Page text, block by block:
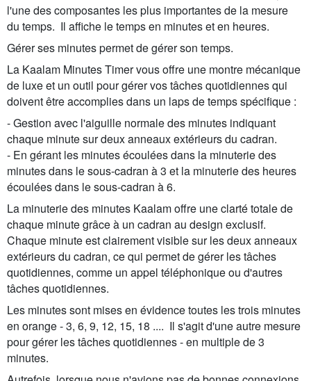
l'une des composantes les plus importantes de la mesure
du temps. Il affiche le temps en minutes et en heures.
Gérer ses minutes permet de gérer son temps.
La Kaalam Minutes Timer vous offre une montre mécanique
de luxe et un outil pour gérer vos tâches quotidiennes qui
doivent être accomplies dans un laps de temps spécifique :
- Gestion avec l'aiguille normale des minutes indiquant
chaque minute sur deux anneaux extérieurs du cadran.
- En gérant les minutes écoulées dans la minuterie des
minutes dans le sous-cadran à 3 et la minuterie des heures
écoulées dans le sous-cadran à 6.
La minuterie des minutes Kaalam offre une clarté totale de
chaque minute grâce à un cadran au design exclusif.
Chaque minute est clairement visible sur les deux anneaux
extérieurs du cadran, ce qui permet de gérer les tâches
quotidiennes, comme un appel téléphonique ou d'autres
tâches quotidiennes.
Les minutes sont mises en évidence toutes les trois minutes
en orange - 3, 6, 9, 12, 15, 18 .... Il s'agit d'une autre mesure
pour gérer les tâches quotidiennes - en multiple de 3
minutes.